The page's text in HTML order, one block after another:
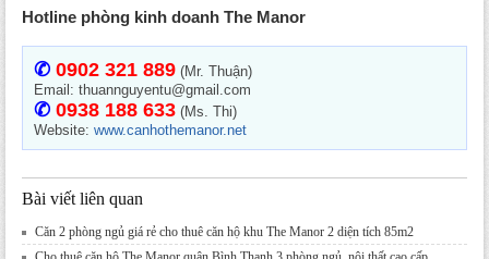
Hotline phòng kinh doanh The Manor
✆ 0902 321 889 (Mr. Thuận)
Email: thuannguyentu@gmail.com
✆ 0938 188 633 (Ms. Thi)
Website: www.canhothemanor.net
Bài viết liên quan
Căn 2 phòng ngủ giá rẻ cho thuê căn hộ khu The Manor 2 diện tích 85m2